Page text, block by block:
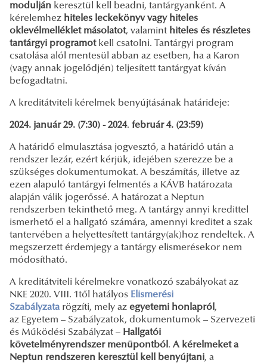
modulján keresztül kell beadni, tantárgyanként. A
kérelemhez hiteles leckekönyv vagy hiteles
oklevélmelléklet másolatot, valamint hiteles és részletes
tantárgyi programotkell csatolni. Tantárgyi program
csatolása alól mentesül abban az esetben, ha a Karon
(vagy annak jogelődjén) teljesített tantárgyat kíván
befogadtatni.
A kreditátviteli kérelmek benyújtásának határideje:
2024. január 29. (7:30) - 2024. február 4. (23:59)
A határidő elmulasztása jogvesztő, a határidő után a
rendszer lezár, ezért kérjük, idejében szerezze be a
szükséges dokumentumokat. A beszámítás, illetve az
ezen alapuló tantárgyi felmentés a KÁVB határozata
alapján válik jogerőssé. A határozat a Neptun
rendszerben tekinthető meg. A tantárgy annyi kredittel
ismerhető el a hallgató számára, amennyi kreditet a szak
tantervében a helyettesített tantárgy(ak)hoz rendeltek. A
megszerzett érdemjegy a tantárgy elismerésekor nem
módosítható.
A kreditátviteli kérelmekre vonatkozó szabályokat az
NKE 2020. VIII. 1től hatályos Elismerési
Szabályzata rögzíti, mely az egyetemi honlapról ,
az Egyetem – Szabályzatok, dokumentumok – Szervezeti
és Működési Szabályzat – Hallgatói
követelményrendszer menüpontból . A kérelmeket a
Neptun rendszeren keresztül kell benyújtani, a